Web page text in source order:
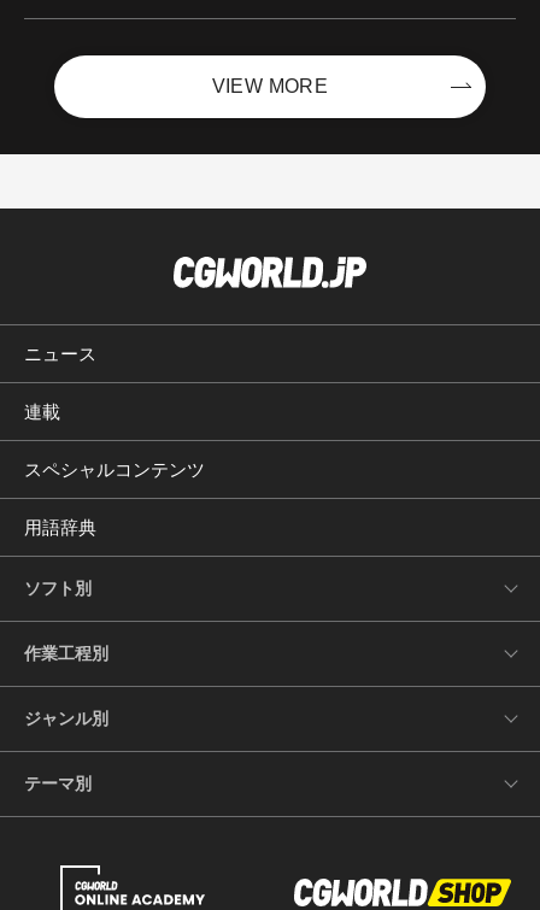
VIEW MORE
ニュース
連載
スペシャルコンテンツ
用語辞典
ソフト別
作業工程別
ジャンル別
テーマ別